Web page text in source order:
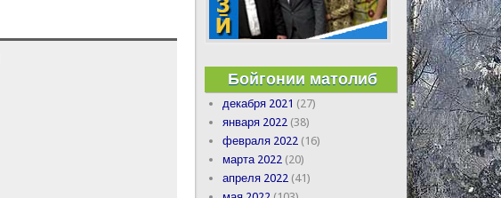
Бойгонии матолиб
декабря 2021 (27)
января 2022 (38)
февраля 2022 (16)
марта 2022 (20)
апреля 2022 (41)